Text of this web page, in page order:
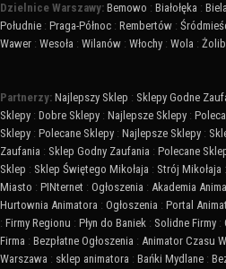
Dzielnice Warszawy: Bemowo : Białołęka :
Południe : Praga-Północ : Rembertów :
Wawer : Wesoła : Wilanów : Włochy : Wola :
Partnerzy: Najlepszy Sklep : Sklepy Godne
Sklepy : Dobre Sklepy : Najlepsze Sklepy :
Sklepy : Polecane Sklepy : Najlepsze Sklepy :
Zaufania : Sklep Godny Zaufania : Polecane
Sklep : Sklep Świętego Mikołaja : Strój Mikołaja :
Miasto : PINternet : Ogłoszenia : Akademia
Hurtownia Animatora : Ogłoszenia : Portal
: Firmy Regionu : Płyn do Baniek : Solidne Firmy :
Firma : Bezpłatne Ogłoszenia : Animator Czasu
Warszawa : sklep animatora : Bańki Mydlane :